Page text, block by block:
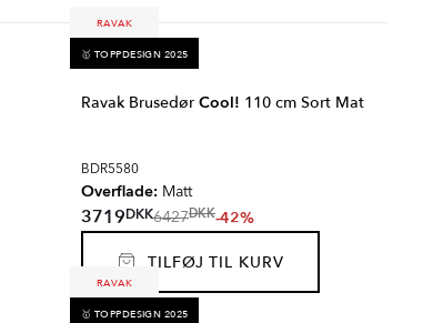
RAVAK
🥇 TOPPDESIGN 2025
Ravak Brusedør Cool! 110 cm Sort Mat
BDR5580
Overflade: Matt
3719DKK6427DKK-42%
TILFØJ TIL KURV
RAVAK
🥇 TOPPDESIGN 2025